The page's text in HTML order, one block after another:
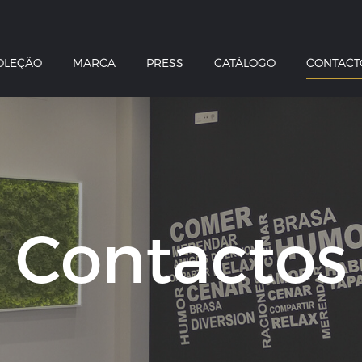
MARCA PRESS CATÁLOGO
Contactos